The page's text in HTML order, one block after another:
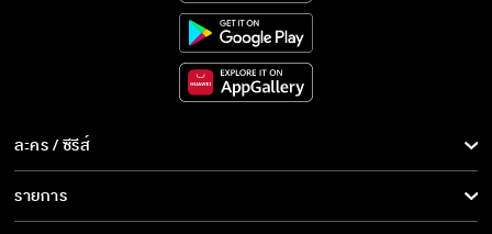
ละคร / ซีรีส์
ละคร/ซีรีส์
ซีรีส์นานาชาติ
รายการ
รายการทั้งหมด